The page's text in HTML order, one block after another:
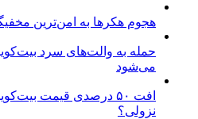
هجوم هکرها به امن‌ترین
حمله به والت‌های سرد
می‌شود
افت ۵۰ درصدی قیمت
نزولی؟